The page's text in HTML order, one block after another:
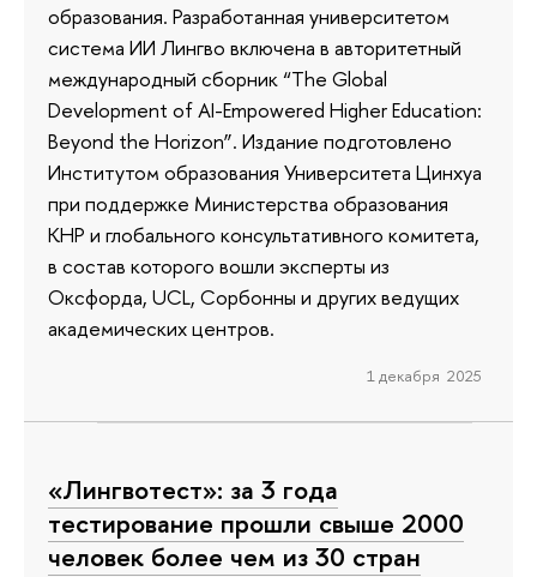
образования. Разработанная университетом
система ИИ Лингво включена в авторитетный
международный сборник “The Global
Development of AI-Empowered Higher Education:
Beyond the Horizon”. Издание подготовлено
Институтом образования Университета Цинхуа
при поддержке Министерства образования
КНР и глобального консультативного комитета,
в состав которого вошли эксперты из
Оксфорда, UCL, Сорбонны и других ведущих
академических центров.
1 декабря 2025
«Лингвотест»: за 3 года
тестирование прошли свыше 2000
человек более чем из 30 стран